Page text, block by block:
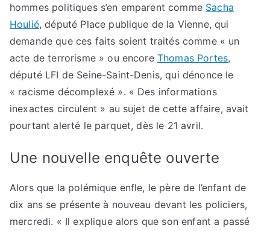
hommes politiques s’en emparent comme Sacha
Houlié, député Place publique de la Vienne, qui
demande que ces faits soient traités comme « un
acte de terrorisme » ou encore Thomas Portes,
député LFI de Seine-Saint-Denis, qui dénonce le
« racisme décomplexé ». « Des informations
inexactes circulent » au sujet de cette affaire, avait
pourtant alerté le parquet, dès le 21 avril.
Une nouvelle enquête ouverte
Alors que la polémique enfle, le père de l’enfant de
dix ans se présente à nouveau devant les policiers,
mercredi. « Il explique alors que son enfant a passé